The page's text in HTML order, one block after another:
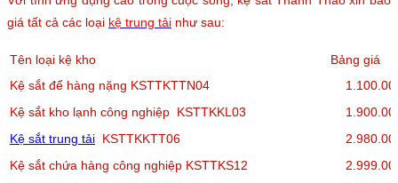
giá tất cả các loại kệ trung tải như sau:
Tên loại kệ kho
Bảng giá
Kệ sắt để hàng nặng KSTTKTTN04
Kệ sắt kho lạnh công nghiệp KSTTKKL03
Kệ sắt trung tải KSTTKKTT06
Kệ sắt chứa hàng công nghiệp KSTTKS12